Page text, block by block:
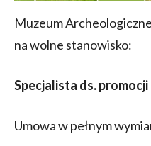
Muzeum
na wolne stanowisko:
Specjalista ds.
Umowa w pełnym